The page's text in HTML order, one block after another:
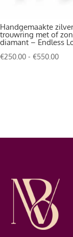
Handgemaakte
trouwring met of
diamant – Endless
€250.00 - €550.00